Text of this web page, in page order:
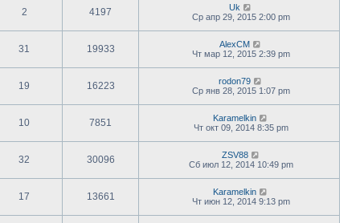
2 4197
Uk
Ср апр 29, 2015 2:00 pm
31 19933
AlexCM
Чт мар 12, 2015 2:39 pm
19 16223
rodon79
Ср янв 28, 2015 1:07 pm
10 7851
Karamelkin
Чт окт 09, 2014 8:35 pm
32 30096
ZSV88
Сб июл 12, 2014 10:49 pm
17 13661
Karamelkin
Чт июн 12, 2014 9:13 pm